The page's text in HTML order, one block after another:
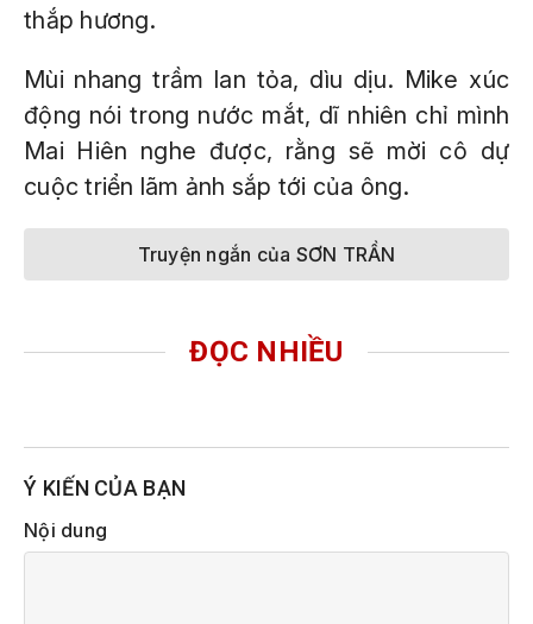
thắp hương.
Mùi nhang trầm lan tỏa, dìu dịu. Mike xúc
động nói trong nước mắt, dĩ nhiên chỉ mình
Mai Hiên nghe được, rằng sẽ mời cô dự
cuộc triển lãm ảnh sắp tới của ông.
Truyện ngắn của SƠN TRẦN
ĐỌC NHIỀU
Ý KIẾN CỦA BẠN
Nội dung